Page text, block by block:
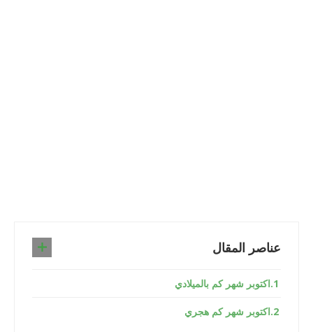
عناصر المقال
اكتوبر شهر كم بالميلادي
اكتوبر شهر كم هجري